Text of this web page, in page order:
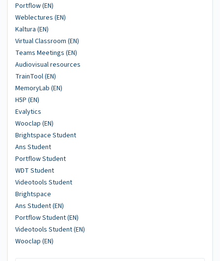
Portflow (EN)
Weblectures (EN)
Kaltura (EN)
Virtual Classroom (EN)
Teams Meetings (EN)
Audiovisual resources
TrainTool (EN)
MemoryLab (EN)
H5P (EN)
Evalytics
Wooclap (EN)
Brightspace Student
Ans Student
Portflow Student
WDT Student
Videotools Student
Brightspace
Ans Student (EN)
Portflow Student (EN)
Videotools Student (EN)
Wooclap (EN)